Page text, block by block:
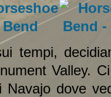
tempi,
Valley.
Navajo dove